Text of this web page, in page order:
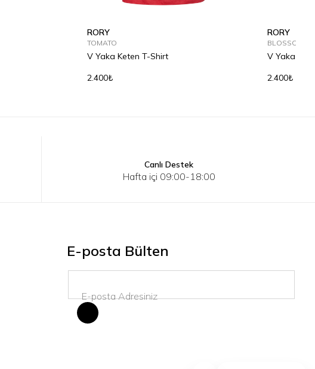
M L
RORY
TOMATO
V Yaka Keten T-Shirt
2.400₺
RORY
BLOSSOM
V Yaka
2.400₺
Canlı Destek
Hafta içi 09:00-18:00
E-posta Bülten